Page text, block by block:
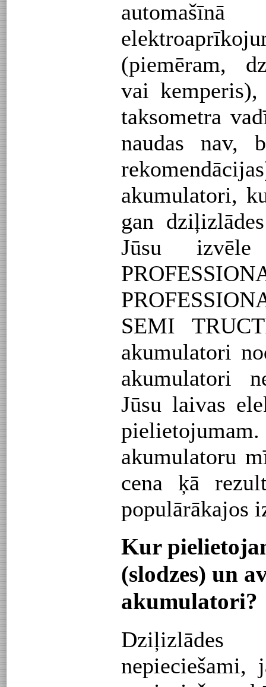
(piemēram,
vai
taksometra
naudas nav,
akumulatori,
gan
Jūsu
SEMI
akumulatori
akumulatori
Jūsu laivas
akumulatoru
cena ķā
populārākajos
Kur
(slodzes) un
akumulatori?
nepieciešami,